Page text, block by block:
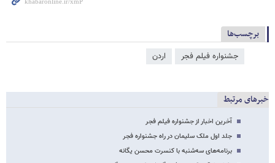
برچسب‌ها
جشنواره فیلم فجر اردن
خبرهای مرتبط
آخرین اخبار از جشنواره فیلم فجر
جلد اول ملک سلیمان در راه جشنواره فجر
برنامه‌های سه‌شنبه با کنسرت محسن یگانه